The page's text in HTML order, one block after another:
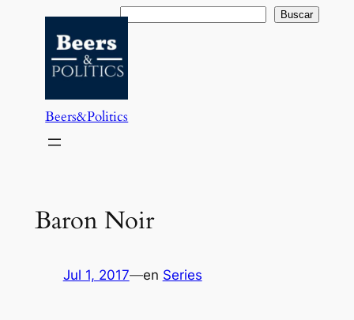
contenido
Buscar Buscar
Beers&Politics
Baron Noir
Jul 1, 2017—en Series